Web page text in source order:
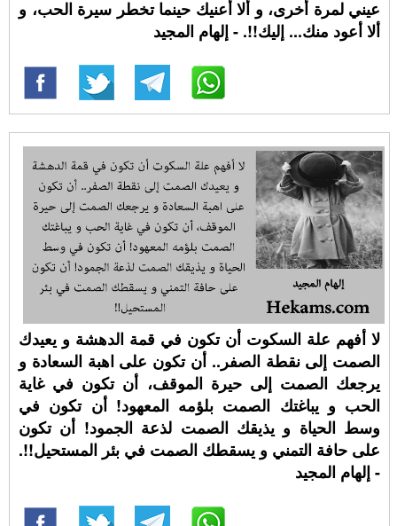
عيني لمرة أخرى، و ألا أعنيك حينما تخطر سيرة الحب، و
ألا أعود منك... إليك!!. - إلهام المجيد
لا أفهم علة السكوت أن تكون في قمة الدهشة و يعيدك
الصمت إلى نقطة الصفر.. أن تكون على اهبة السعادة و
يرجعك الصمت إلى حيرة الموقف، أن تكون في غاية
الحب و يباغتك الصمت بلؤمه المعهود! أن تكون في
وسط الحياة و يذيقك الصمت لذعة الجمود! أن تكون
على حافة التمني و يسقطك الصمت في بئر المستحيل!!.
- إلهام المجيد